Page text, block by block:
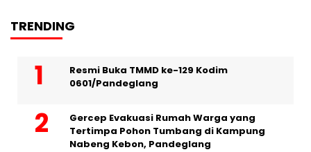
TRENDING
Resmi Buka TMMD ke-129 Kodim
0601/Pandeglang
Gercep Evakuasi Rumah Warga yang
Tertimpa Pohon Tumbang di Kampung
Nabeng Kebon, Pandeglang